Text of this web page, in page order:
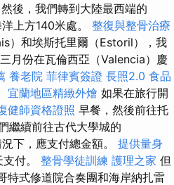
然後，我們轉到大陸最西端的
上方140米處。 整復與整骨治療
）和埃斯托里爾（Estoril），我
月份在瓦倫西亞（Valencia）慶
養老院 菲律賓簽證 長照2.0 食品
宜蘭地區精緻外燴 如果在旅行開
健師資格證照 早餐，然後前往托
繼續前往古代大學城的
下，應支付總金額。 提供量身
付。 整骨學徒訓練 護理之家 但
特式修道院合奏團和海岸納扎雷